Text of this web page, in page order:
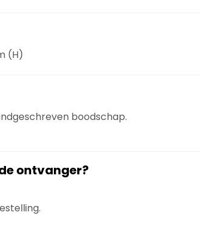
(H)
boodschap.
ontvanger?